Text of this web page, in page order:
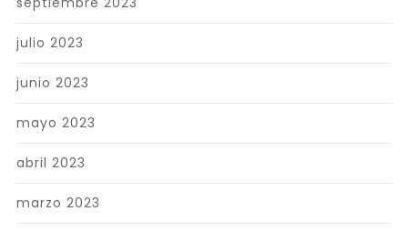
julio 2023
junio 2023
mayo 2023
abril 2023
marzo 2023